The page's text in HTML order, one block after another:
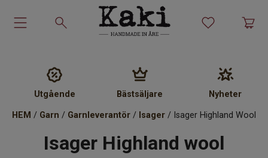
Garn
Stickmönster
Tillbehör
Utgående Bästsäljare Nyheter
HEM / Garn / Garnleverantör / Isager / Isager Highland Wool
Isager Highland wool